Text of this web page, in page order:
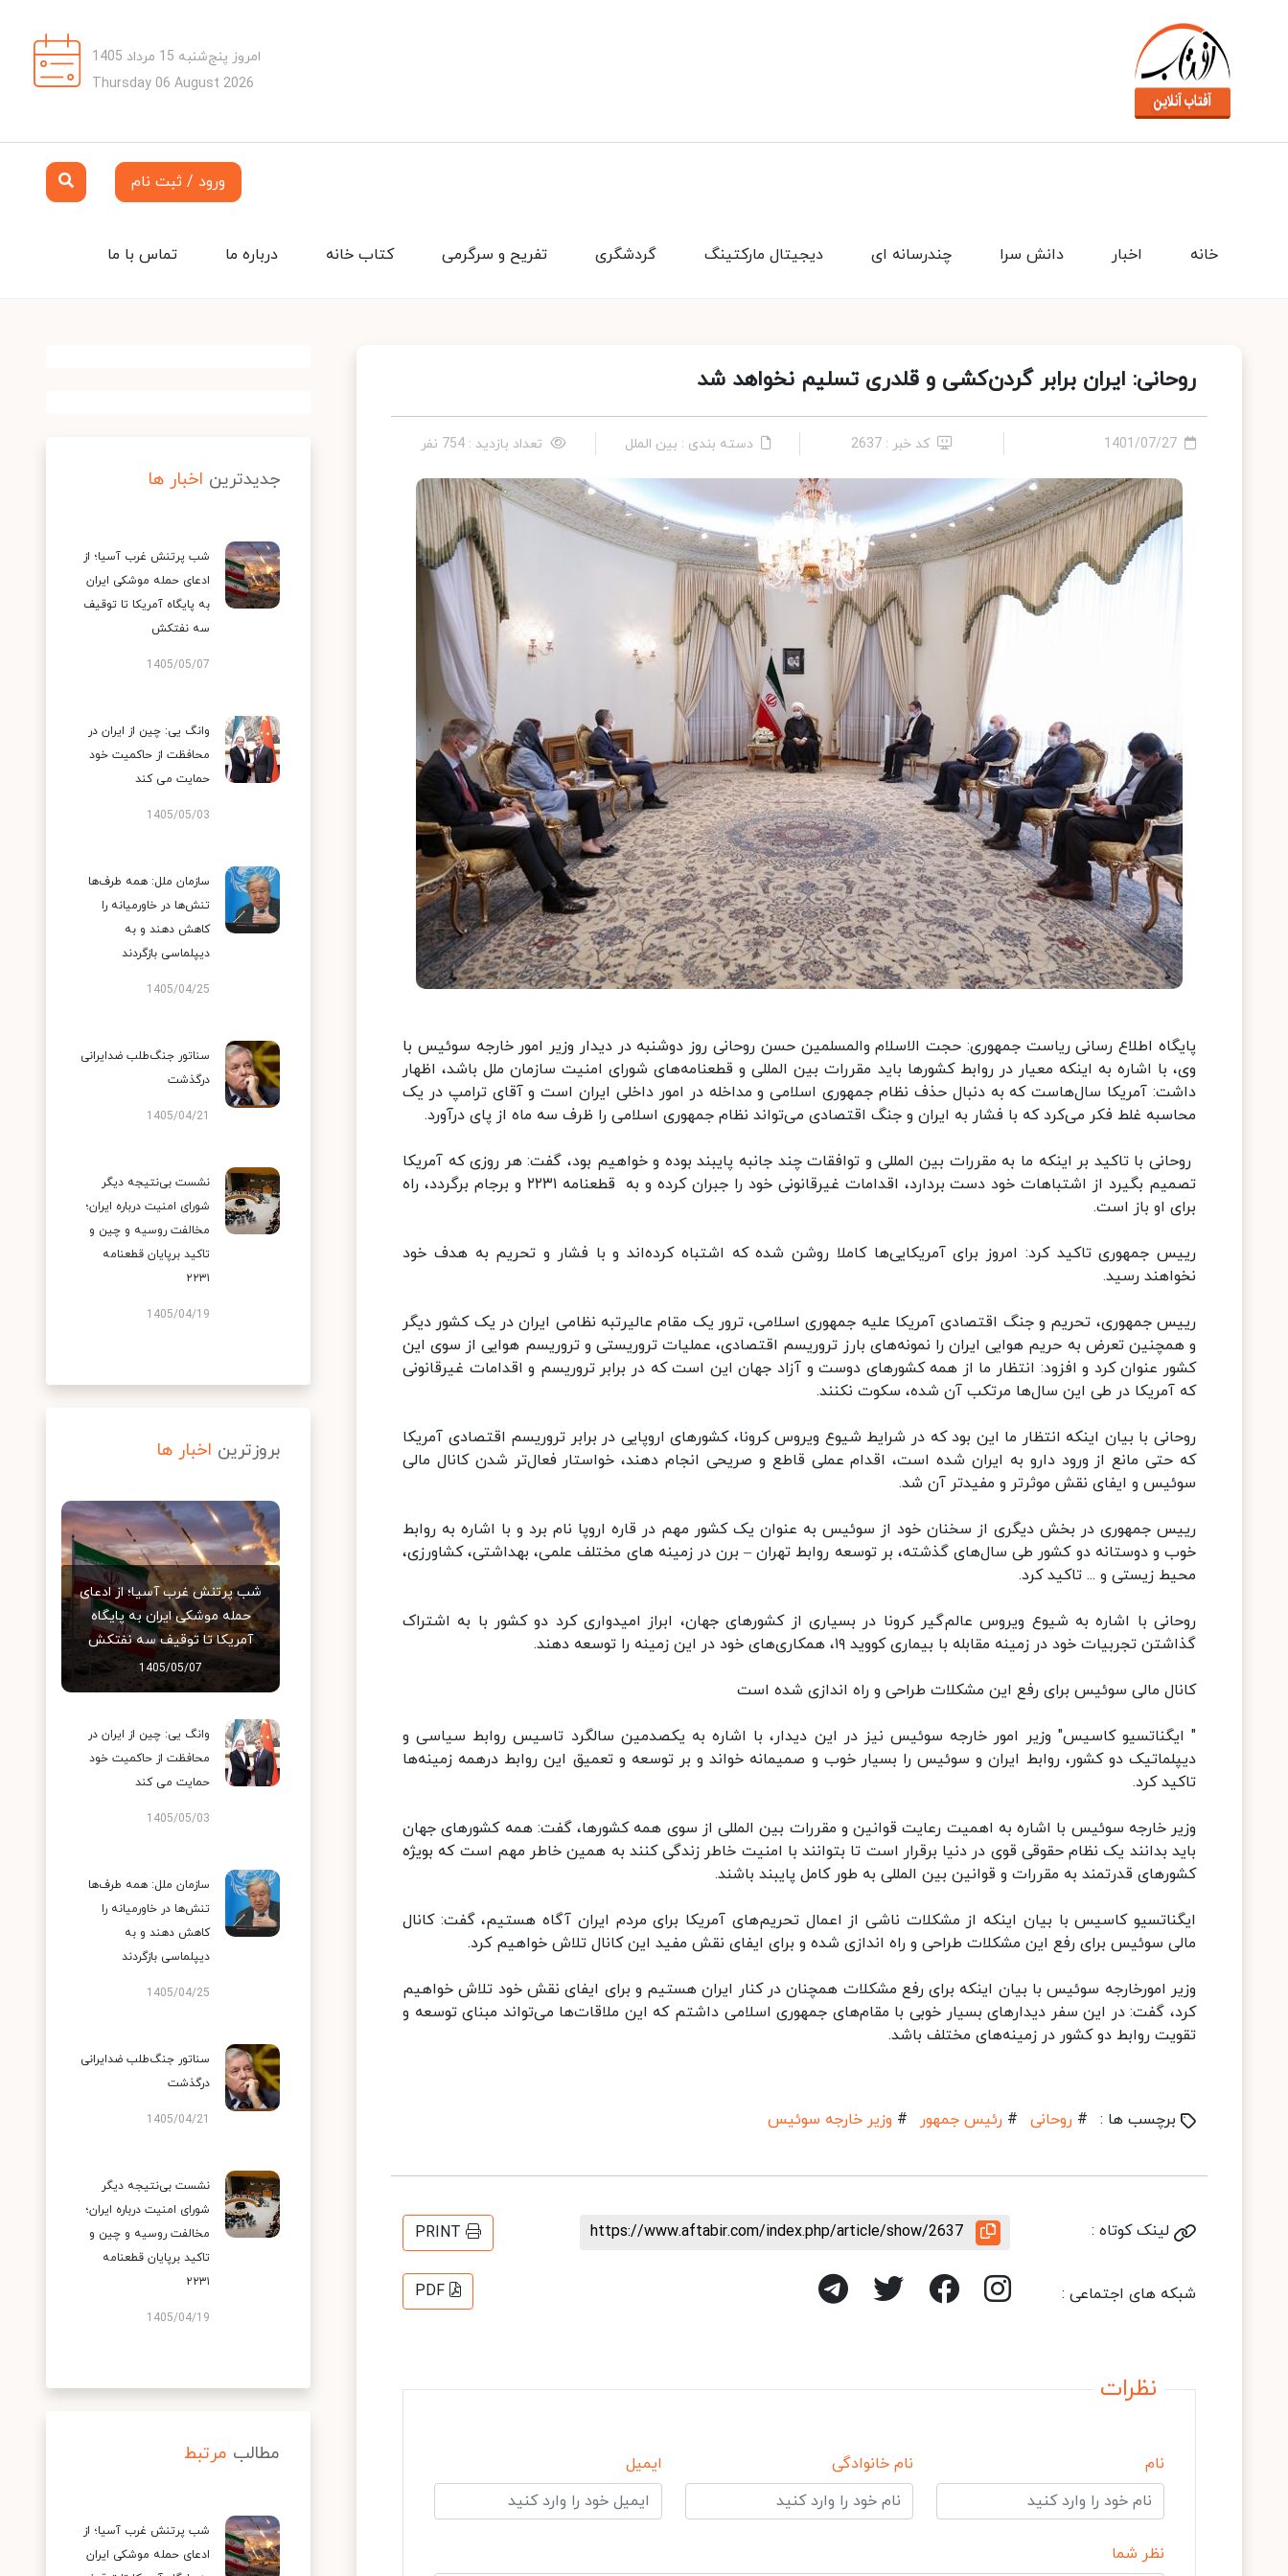
امروز پنج‌شنبه 15 مرداد 1405
Thursday 06 August 2026
ورود / ثبت نام
تماس با ما درباره ما کتاب خانه تفریح و سرگرمی گردشگری دیجیتال مارکتینگ چندرسانه ای دانش سرا اخبار خانه
روحانی: ایران برابر گردن‌کشی و قلدری تسلیم نخواهد شد
1401/07/27 کد خبر : 2637 دسته بندی : بین الملل تعداد بازدید : 754 نفر
پایگاه اطلاع رسانی ریاست جمهوری: حجت الاسلام والمسلمین حسن روحانی روز دوشنبه در دیدار وزیر امور خارجه سوئیس با
وی، با اشاره به اینکه معیار در روابط کشورها باید مقررات بین المللی و قطعنامه‌های شورای امنیت سازمان ملل باشد، اظهار
داشت: آمریکا سال‌هاست که به دنبال حذف نظام جمهوری اسلامی و مداخله در امور داخلی ایران است و آقای ترامپ در یک
محاسبه غلط فکر می‌کرد که با فشار به ایران و جنگ اقتصادی می‌تواند نظام جمهوری اسلامی را ظرف سه ماه از پای درآورد.
روحانی با تاکید بر اینکه ما به مقررات بین المللی و توافقات چند جانبه پایبند بوده و خواهیم بود، گفت: هر روزی که آمریکا
تصمیم بگیرد از اشتباهات خود دست بردارد، اقدامات غیرقانونی خود را جبران کرده و به قطعنامه ۲۲۳۱ و برجام برگردد، راه
برای او باز است.
رییس جمهوری تاکید کرد: امروز برای آمریکایی‌ها کاملا روشن شده که اشتباه کرده‌اند و با فشار و تحریم به هدف خود
نخواهند رسید.
رییس جمهوری، تحریم و جنگ اقتصادی آمریکا علیه جمهوری اسلامی، ترور یک مقام عالیرتبه نظامی ایران در یک کشور دیگر
و همچنین تعرض به حریم هوایی ایران را نمونه‌های بارز تروریسم اقتصادی، عملیات تروریستی و تروریسم هوایی از سوی این
کشور عنوان کرد و افزود: انتظار ما از همه کشورهای دوست و آزاد جهان این است که در برابر تروریسم و اقدامات غیرقانونی
که آمریکا در طی این سال‌ها مرتکب آن شده، سکوت نکنند.
روحانی با بیان اینکه انتظار ما این بود که در شرایط شیوع ویروس کرونا، کشورهای اروپایی در برابر تروریسم اقتصادی آمریکا
که حتی مانع از ورود دارو به ایران شده است، اقدام عملی قاطع و صریحی انجام دهند، خواستار فعال‌تر شدن کانال مالی
سوئیس و ایفای نقش موثرتر و مفیدتر آن شد.
رییس جمهوری در بخش دیگری از سخنان خود از سوئیس به عنوان یک کشور مهم در قاره اروپا نام برد و با اشاره به روابط
خوب و دوستانه دو کشور طی سال‌های گذشته، بر توسعه روابط تهران – برن در زمینه های مختلف علمی، بهداشتی، کشاورزی،
محیط زیستی و ... تاکید کرد.
روحانی با اشاره به شیوع ویروس عالم‌گیر کرونا در بسیاری از کشورهای جهان، ابراز امیدواری کرد دو کشور با به اشتراک
گذاشتن تجربیات خود در زمینه مقابله با بیماری کووید ۱۹، همکاری‌های خود در این زمینه را توسعه دهند.
کانال مالی سوئیس برای رفع این مشکلات طراحی و راه اندازی شده است
" ایگناتسیو کاسیس" وزیر امور خارجه سوئیس نیز در این دیدار، با اشاره به یکصدمین سالگرد تاسیس روابط سیاسی و
دیپلماتیک دو کشور، روابط ایران و سوئیس را بسیار خوب و صمیمانه خواند و بر توسعه و تعمیق این روابط درهمه زمینه‌ها
تاکید کرد.
وزیر خارجه سوئیس با اشاره به اهمیت رعایت قوانین و مقررات بین المللی از سوی همه کشورها، گفت: همه کشورهای جهان
باید بدانند یک نظام حقوقی قوی در دنیا برقرار است تا بتوانند با امنیت خاطر زندگی کنند به همین خاطر مهم است که بویژه
کشورهای قدرتمند به مقررات و قوانین بین المللی به طور کامل پایبند باشند.
ایگناتسیو کاسیس با بیان اینکه از مشکلات ناشی از اعمال تحریم‌های آمریکا برای مردم ایران آگاه هستیم، گفت: کانال
مالی سوئیس برای رفع این مشکلات طراحی و راه اندازی شده و برای ایفای نقش مفید این کانال تلاش خواهیم کرد.
وزیر امورخارجه سوئیس با بیان اینکه برای رفع مشکلات همچنان در کنار ایران هستیم و برای ایفای نقش خود تلاش خواهیم
کرد، گفت: در این سفر دیدارهای بسیار خوبی با مقام‌های جمهوری اسلامی داشتم که این ملاقات‌ها می‌تواند مبنای توسعه و
تقویت روابط دو کشور در زمینه‌های مختلف باشد.
برچسب ها : # روحانی # رئیس جمهور # وزیر خارجه سوئیس
لینک کوتاه : https://www.aftabir.com/index.php/article/show/2637
PRINT
شبکه های اجتماعی : PDF
نظرات
نام نام خانوادگی ایمیل
نظر شما
جدیدترین اخبار ها
شب پرتنش غرب آسیا؛ از
ادعای حمله موشکی ایران
به پایگاه آمریکا تا توقیف
سه نفتکش
1405/05/07
وانگ یی: چین از ایران در
محافظت از حاکمیت خود
حمایت می کند
1405/05/03
سازمان ملل: همه طرف‌ها
تنش‌ها در خاورمیانه را
کاهش دهند و به
دیپلماسی بازگردند
1405/04/25
سناتور جنگ‌طلب ضدایرانی
درگذشت
1405/04/21
نشست بی‌نتیجه دیگر
شورای امنیت درباره ایران؛
مخالفت روسیه و چین و
تاکید برپایان قطعنامه
۲۲۳۱
1405/04/19
بروزترین اخبار ها
شب پرتنش غرب آسیا؛ از ادعای
حمله موشکی ایران به پایگاه
آمریکا تا توقیف سه نفتکش
1405/05/07
وانگ یی: چین از ایران در
محافظت از حاکمیت خود
حمایت می کند
1405/05/03
سازمان ملل: همه طرف‌ها
تنش‌ها در خاورمیانه را
کاهش دهند و به
دیپلماسی بازگردند
1405/04/25
سناتور جنگ‌طلب ضدایرانی
درگذشت
1405/04/21
نشست بی‌نتیجه دیگر
شورای امنیت درباره ایران؛
مخالفت روسیه و چین و
تاکید برپایان قطعنامه
۲۲۳۱
1405/04/19
مطالب مرتبط
شب پرتنش غرب آسیا؛ از
ادعای حمله موشکی ایران